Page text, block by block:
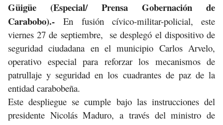
Güigüe (Especial/ Prensa Gobernación de
Carabobo).-En fusión cívico-militar-policial, este
viernes 27 de septiembre, se desplegó el dispositivo de
seguridad ciudadana en el municipio Carlos Arvelo,
operativo especial para reforzar los mecanismos de
patrullaje y seguridad en los cuadrantes de paz de la
entidad carabobeña.
Este despliegue se cumple bajo las instrucciones del
presidente Nicolás Maduro, a través del ministro de